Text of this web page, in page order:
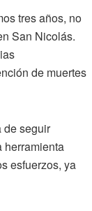
tres años, no
San Nicolás.
de muertes
de seguir
herramienta
esfuerzos, ya